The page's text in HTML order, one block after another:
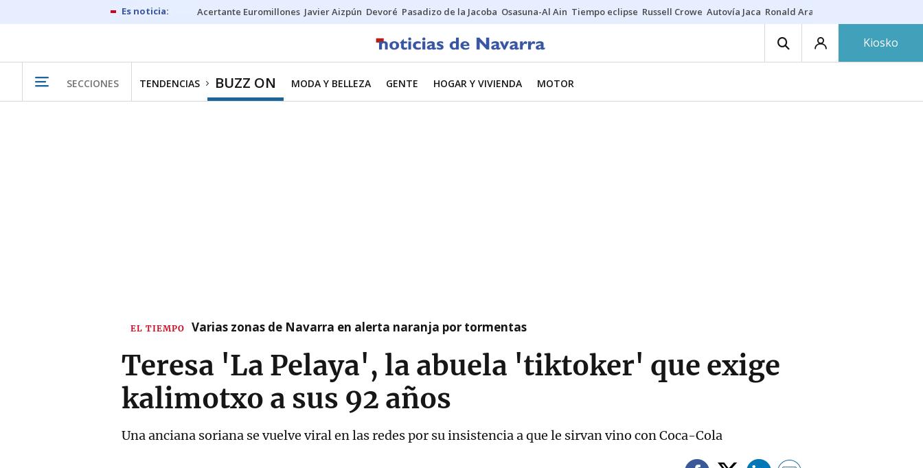
Acertante Euromillones Javier Aizpún Devoré Pasadizo de la Jacoba Osasuna-Al Ain Tiempo eclipse Russell Crowe Autovía Jaca Ronald Araújo
Kiosko
SECCIONES TENDENCIAS BUZZ ON MODA Y BELLEZA GENTE HOGAR Y VIVIENDA MOTOR
EL TIEMPO Varias zonas de Navarra en alerta naranja por tormentas
Teresa 'La Pelaya', la abuela 'tiktoker' que exige
kalimotxo a sus 92 años
Una anciana soriana se vuelve viral en las redes por su insistencia a que le sirvan vino con Coca-Cola